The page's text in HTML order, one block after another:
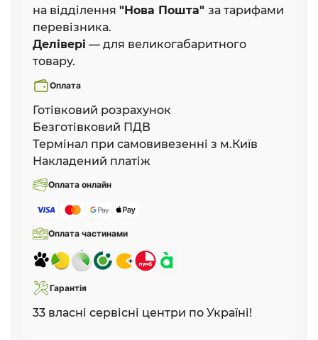
на відділення "Нова Пошта" за тарифами
перевізника.
Делівері — для великогабаритного
товару.
Оплата
Готівковий розрахунок
Безготівковий ПДВ
Термінал при самовивезенні з м.Київ
Накладений платіж
Оплата онлайн
Оплата частинами
Гарантія
33 власні сервісні центри по Україні!